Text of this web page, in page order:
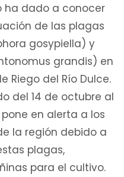
ha dado a conocer
de las plagas
gosypiella) y
grandis) en
Riego del Río Dulce.
del 14 de octubre al
en alerta a los
la región debido a
plagas,
para el cultivo.